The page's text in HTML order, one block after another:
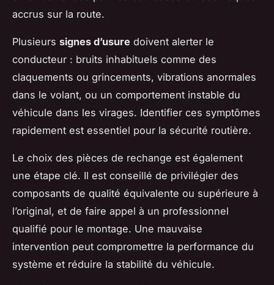
accrus sur la route.
Plusieurs signes d’usure doivent alerter le
conducteur : bruits inhabituels comme des
claquements ou grincements, vibrations anormales
dans le volant, ou un comportement instable du
véhicule dans les virages. Identifier ces symptômes
rapidement est essentiel pour la sécurité routière.
Le choix des pièces de rechange est également
une étape clé. Il est conseillé de privilégier des
composants de qualité équivalente ou supérieure à
l’original, et de faire appel à un professionnel
qualifié pour le montage. Une mauvaise
intervention peut compromettre la performance du
système et réduire la stabilité du véhicule.